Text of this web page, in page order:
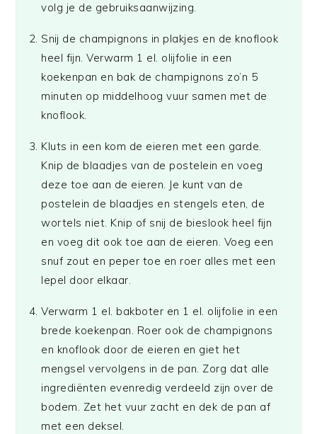
volg je de gebruiksaanwijzing.
Snij de champignons in plakjes en de knoflook
heel fijn. Verwarm 1 el. olijfolie in een
koekenpan en bak de champignons zo’n 5
minuten op middelhoog vuur samen met de
knoflook.
Kluts in een kom de eieren met een garde.
Knip de blaadjes van de postelein en voeg
deze toe aan de eieren. Je kunt van de
postelein de blaadjes en stengels eten, de
wortels niet. Knip of snij de bieslook heel fijn
en voeg dit ook toe aan de eieren. Voeg een
snuf zout en peper toe en roer alles met een
lepel door elkaar.
Verwarm 1 el. bakboter en 1 el. olijfolie in een
brede koekenpan. Roer ook de champignons
en knoflook door de eieren en giet het
mengsel vervolgens in de pan. Zorg dat alle
ingrediënten evenredig verdeeld zijn over de
bodem. Zet het vuur zacht en dek de pan af
met een deksel.